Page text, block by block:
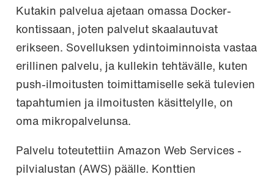
Kutakin palvelua ajetaan omassa Docker-
kontissaan, joten palvelut skaalautuvat
erikseen. Sovelluksen ydintoiminnoista vastaa
erillinen palvelu, ja kullekin tehtävälle, kuten
push-ilmoitusten toimittamiselle sekä tulevien
tapahtumien ja ilmoitusten käsittelylle, on
oma mikropalvelunsa.
Palvelu toteutettiin Amazon Web Services -
pilvialustan (AWS) päälle. Konttien